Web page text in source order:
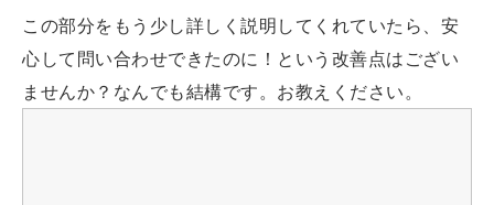
この部分をもう少し詳しく説明してくれていたら、安
心して問い合わせできたのに！という改善点はござい
ませんか？なんでも結構です。お教えください。